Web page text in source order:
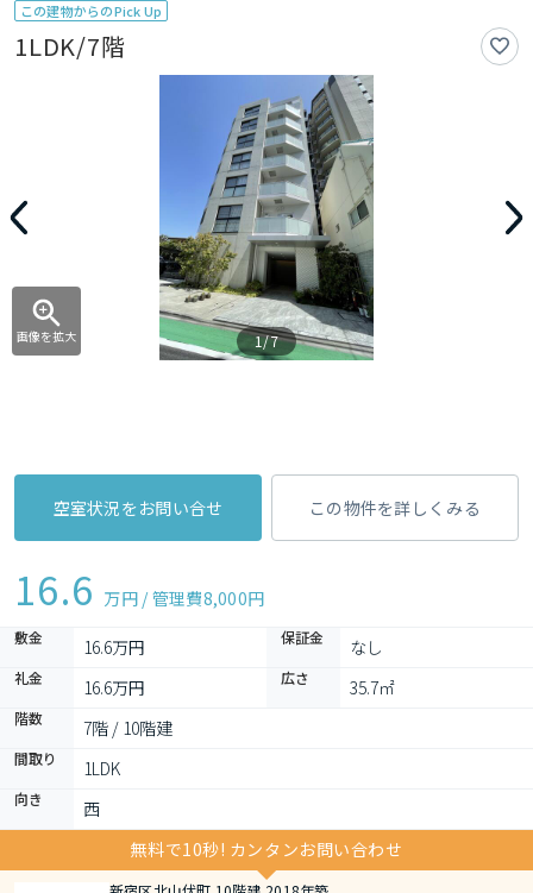
この建物からのPick Up
1LDK/7階
画像を拡大 1/7
空室状況をお問い合せ この物件を詳しくみる
16.6 万円 / 管理費8,000円
敷金 16.6万円 保証金 なし
礼金 16.6万円 広さ 35.7㎡
階数 7階 / 10階建
間取り 1LDK
向き
西
無料で10秒! カンタンお問い合わせ